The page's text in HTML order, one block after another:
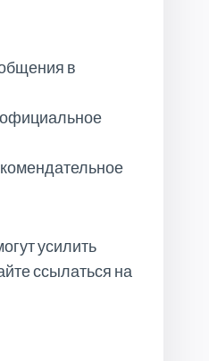
в
усилить
ссылаться на